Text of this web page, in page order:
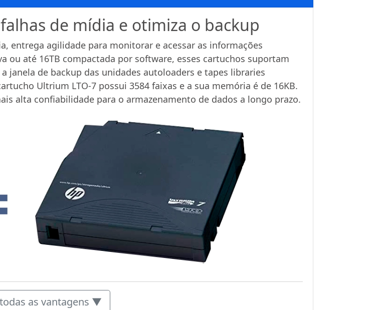
de mídia e otimiza o backup
entrega agilidade para monitorar e acessar as informações
ou até 16TB compactada por software, esses cartuchos suportam
janela de backup das unidades autoloaders e tapes libraries
Ultrium LTO-7 possui 3584 faixas e a sua memória é de 16KB.
alta confiabilidade para o armazenamento de dados a longo prazo.
as vantagens ▼